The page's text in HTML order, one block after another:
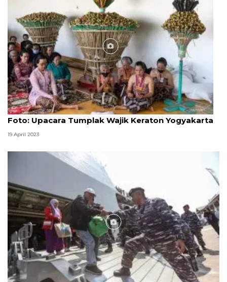
Foto
Foto: Upacara Tumplak Wajik Keraton Yogyakarta
19 April 2023